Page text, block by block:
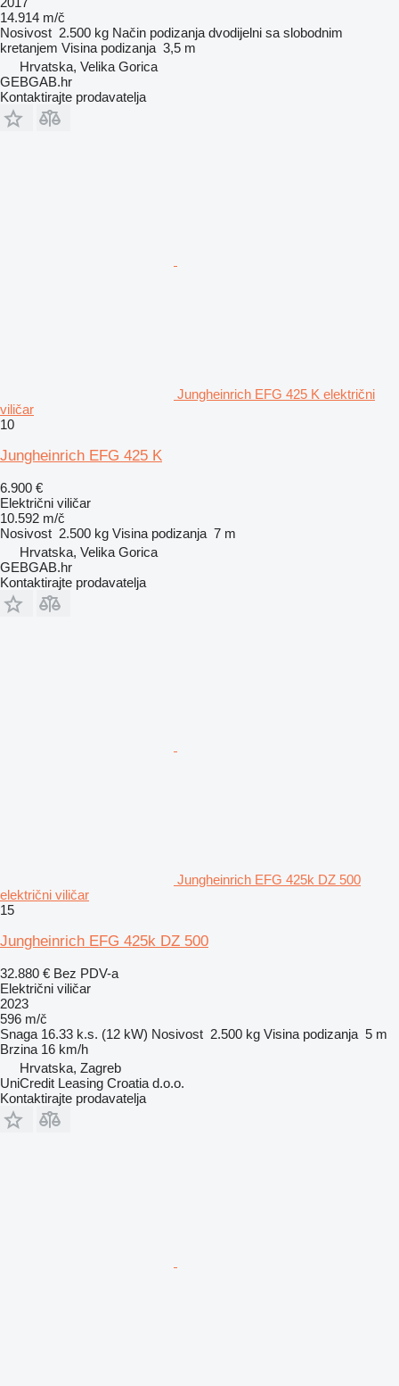
14.914 m/č
Nosivost 2.500 kg Način podizanja dvodijelni sa slobodnim
kretanjem Visina podizanja 3,5 m
Hrvatska, Velika Gorica
GEBGAB.hr
Kontaktirajte prodavatelja
Jungheinrich EFG 425 K električni
viličar
10
Jungheinrich EFG 425 K
6.900 €
Električni viličar
10.592 m/č
Nosivost 2.500 kg Visina podizanja 7 m
Hrvatska, Velika Gorica
GEBGAB.hr
Kontaktirajte prodavatelja
Jungheinrich EFG 425k DZ 500
električni viličar
15
Jungheinrich EFG 425k DZ 500
32.880 € Bez PDV-a
Električni viličar
2023
596 m/č
Snaga 16.33 k.s. (12 kW) Nosivost 2.500 kg Visina podizanja 5 m
Brzina 16 km/h
Hrvatska, Zagreb
UniCredit Leasing Croatia d.o.o.
Kontaktirajte prodavatelja